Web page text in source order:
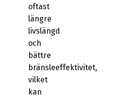
oftast
längre
livslängd
och
bättre
bränsleeffektivitet,
vilket
kan